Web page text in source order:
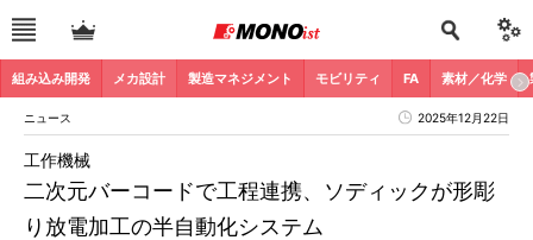
組み込み開発 メカ設計 製造マネジメント モビリティ FA 素材／化学
ニュース 2025年12月22日
二次元バーコードで工程連携、ソディックが形彫
り放電加工の半自動化システム
工作機械